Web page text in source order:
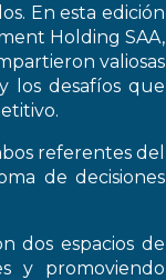
En esta edición
Holding SAA,
valiosas
los desafíos que
referentes del
de decisiones
dos espacios de
y promoviendo